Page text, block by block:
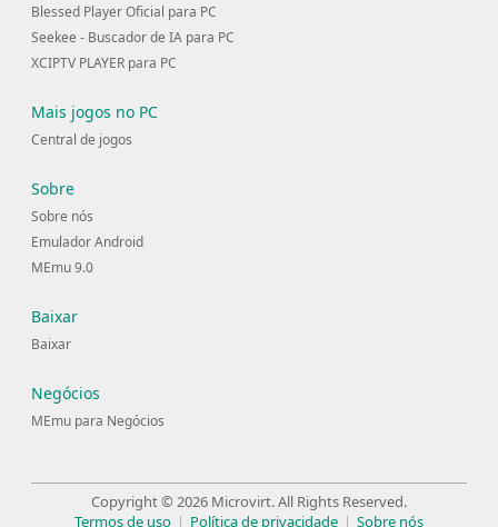
Blessed Player Oficial para PC
Seekee - Buscador de IA para PC
XCIPTV PLAYER para PC
Mais jogos no PC
Central de jogos
Sobre
Sobre nós
Emulador Android
MEmu 9.0
Baixar
Baixar
Negócios
MEmu para Negócios
Copyright © 2026 Microvirt. All Rights Reserved.
Termos de uso | Política de privacidade | Sobre nós